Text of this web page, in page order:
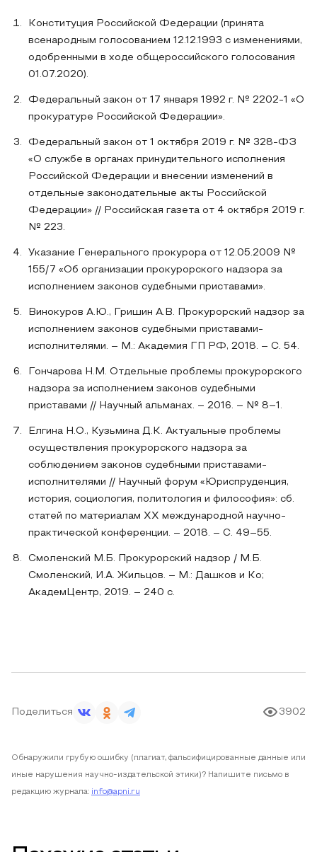
Конституция Российской Федерации (принята
всенародным голосованием 12.12.1993 с изменениями,
одобренными в ходе общероссийского голосования
01.07.2020).
Федеральный закон от 17 января 1992 г. № 2202-1 «О
прокуратуре Российской Федерации».
Федеральный закон от 1 октября 2019 г. № 328-ФЗ
«О службе в органах принудительного исполнения
Российской Федерации и внесении изменений в
отдельные законодательные акты Российской
Федерации» // Российская газета от 4 октября 2019 г.
№ 223.
Указание Генерального прокурора от 12.05.2009 №
155/7 «Об организации прокурорского надзора за
исполнением законов судебными приставами».
Винокуров А.Ю., Гришин А.В. Прокурорский надзор за
исполнением законов судебными приставами-
исполнителями. – М.: Академия ГП РФ, 2018. – C. 54.
Гончарова Н.М. Отдельные проблемы прокурорского
надзора за исполнением законов судебными
приставами // Научный альманах. – 2016. – № 8–1.
Елгина Н.О., Кузьмина Д.К. Актуальные проблемы
осуществления прокурорского надзора за
соблюдением законов судебными приставами-
исполнителями // Научный форум «Юриспруденция,
история, социология, политология и философия»: сб.
статей по материалам XX международной научно-
практической конференции. – 2018. – С. 49–55.
Смоленский М.Б. Прокурорский надзор / М.Б.
Смоленский, И.А. Жильцов. – М.: Дашков и Ко;
АкадемЦентр, 2019. – 240 c.
Поделиться 3902
Обнаружили грубую ошибку (плагиат, фальсифицированные данные или
иные нарушения научно-издательской этики)? Напишите письмо в
редакцию журнала: info@apni.ru